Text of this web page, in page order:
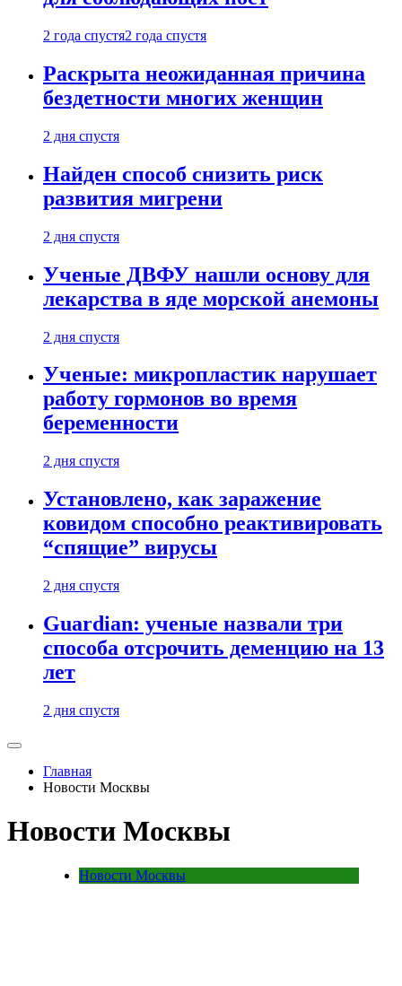
2 года спустя2 года спустя
Раскрыта неожиданная причина
бездетности многих женщин
2 дня спустя
Найден способ снизить риск
развития мигрени
2 дня спустя
Ученые ДВФУ нашли основу для
лекарства в яде морской анемоны
2 дня спустя
Ученые: микропластик нарушает
работу гормонов во время
беременности
2 дня спустя
Установлено, как заражение
ковидом способно реактивировать
“спящие” вирусы
2 дня спустя
Guardian: ученые назвали три
способа отсрочить деменцию на 13
лет
2 дня спустя
Главная
Новости Москвы
Новости Москвы
Новости Москвы